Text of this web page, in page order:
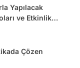
Yapılacak
ve Etkinlik
Çözen